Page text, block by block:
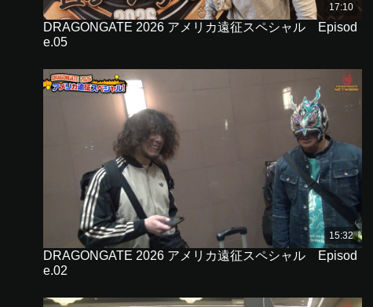
17:10
DRAGONGATE 2026 アメリカ遠征スペシャル Episod
e.05
15:32
DRAGONGATE 2026 アメリカ遠征スペシャル Episod
e.02